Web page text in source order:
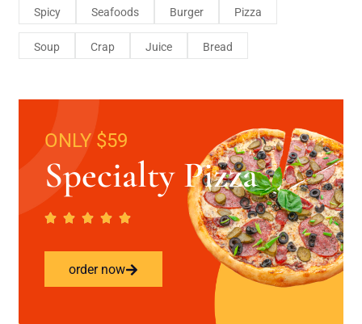
Spicy Seafoods Burger Pizza
Soup Crap Juice Bread
ONLY $59
Specialty Pizza
order now